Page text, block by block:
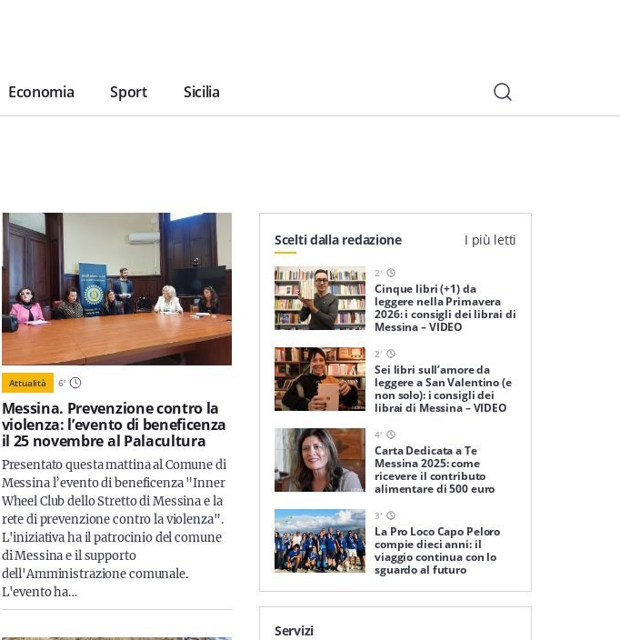
Economia Sport Sicilia
Attualità 6'
Messina. Prevenzione contro la
violenza: l’evento di beneficenza
il 25 novembre al Palacultura
Presentato questa mattina al Comune di
Messina l’evento di beneficenza "Inner
Wheel Club dello Stretto di Messina e la
rete di prevenzione contro la violenza".
L'iniziativa ha il patrocinio del comune
di Messina e il supporto
dell'Amministrazione comunale.
L'evento ha…
Scelti dalla redazione I più letti
2'
Cinque libri (+1) da
leggere nella Primavera
2026: i consigli dei librai di
Messina – VIDEO
2'
Sei libri sull’amore da
leggere a San Valentino (e
non solo): i consigli dei
librai di Messina – VIDEO
4'
Carta Dedicata a Te
Messina 2025: come
ricevere il contributo
alimentare di 500 euro
3'
La Pro Loco Capo Peloro
compie dieci anni: il
viaggio continua con lo
sguardo al futuro
Servizi